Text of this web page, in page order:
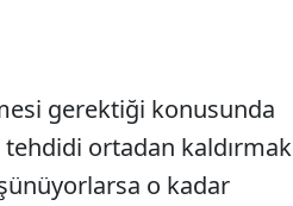
gerektiği konusunda
ortadan kaldırmak
o kadar